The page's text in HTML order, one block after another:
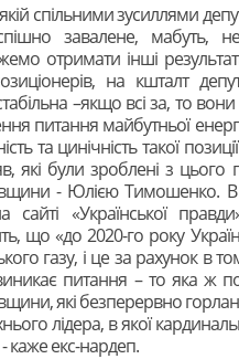
спільними зусиллями
завалене, мабуть,
отримати інші
на кшталт
–якщо всі за, то вони
питання майбутньої
та цинічність такої
які були зроблені з цього
- Юлією Тимошенко.
«Української
що «до 2020-го року
газу, і це за рахунок в
питання – то яка ж
які безперервно
лідера, в якої
каже екс-нардеп.